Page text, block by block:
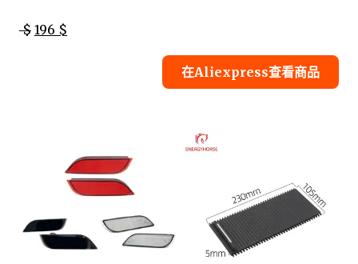
$ 196 $
在Aliexpress查看商品